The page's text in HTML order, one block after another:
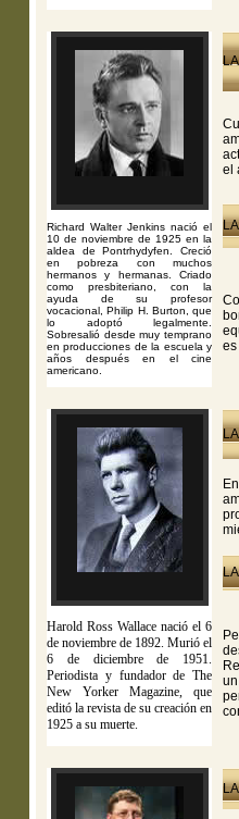
Richard Walter Jenkins nació el
10 de noviembre de 1925 en la
aldea de Pontrhydyfen. Creció
en pobreza con muchos
hermanos y hermanas. Criado
como presbiteriano, con la
ayuda de su profesor
vocacional, Philip H. Burton, que
lo adoptó legalmente.
Sobresalió desde muy temprano
en producciones de la escuela y
años después en el cine
americano.
el
es
Harold Ross Wallace nació el 6
de noviembre de 1892. Murió el
6 de diciembre de 1951.
Periodista y fundador de The
New Yorker Magazine, que
editó la revista de su creación en
1925 a su muerte.